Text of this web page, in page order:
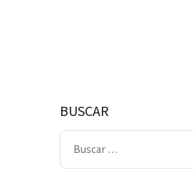
BUSCAR
Buscar: